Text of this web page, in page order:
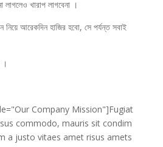
খারাপ লাগবেনা ।
আরেকদিন হাজির হবো, সে পর্যন্ত সবাই
Company Mission"]Fugiat
commodo, mauris sit condim
a justo vitaes amet risus amets